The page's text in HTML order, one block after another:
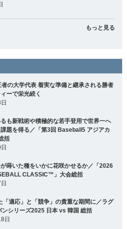
もっと見る
の大学代表 着実な準備と継承される勝者
ーで栄光続く
も新戦術や積極的な若手登用で世界一へ
題を得る／「第3回 Baseball5 アジアカ
括
蒔いた種をいかに花咲かせるか／「2026
CLASSIC™」大会総括
「適応」と「競争」の貴重な期間に／ラグ
ンシリーズ2025 日本 vs 韓国 総括
日